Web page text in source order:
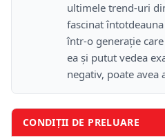
ultimele trend-uri
fascinat
într-o generație
ea și putut vedea
negativ, poate avea
CONDIȚII DE PRELUARE